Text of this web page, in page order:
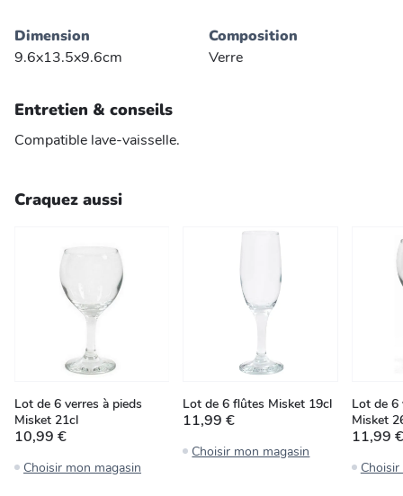
Dimension
9.6x13.5x9.6cm
Composition
Verre
Entretien & conseils
Compatible lave-vaisselle.
Craquez aussi
Lot de 6 verres à pieds
Misket 21cl
10,99 €
Choisir mon magasin
Lot de 6 flûtes Misket 19cl
11,99 €
Choisir mon magasin
Lot de 6
Misket
11,99 €